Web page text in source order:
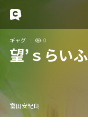
ギャグ 0
望’ｓらいふ
富田安紀良